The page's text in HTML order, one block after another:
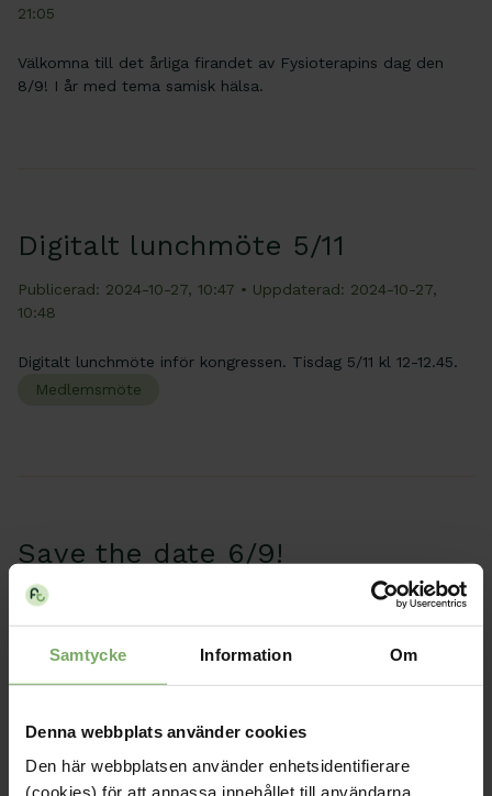
Samtycke Information Om
Denna webbplats använder cookies
Den här webbplatsen använder enhetsidentifierare
(cookies) för att anpassa innehållet till användarna,
21:05
Välkomna till det årliga firandet av Fysioterapins dag den
8/9! I år med tema samisk hälsa.
Digitalt lunchmöte 5/11
Publicerad: 2024-10-27, 10:47 • Uppdaterad: 2024-10-27,
10:48
Digitalt lunchmöte inför kongressen. Tisdag 5/11 kl 12-12.45.
Medlemsmöte
Save the date 6/9!
Publicerad: 2024-05-27, 10:56
Fredag den 6 september kommer det anordnas
frukostföreläsning för att uppmärksamma Fysioterapins Dag